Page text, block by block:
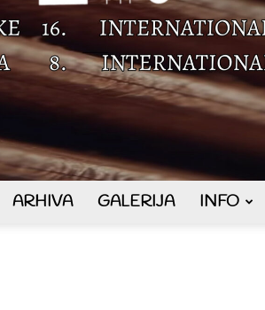
ARHIVA GALERIJA INFO